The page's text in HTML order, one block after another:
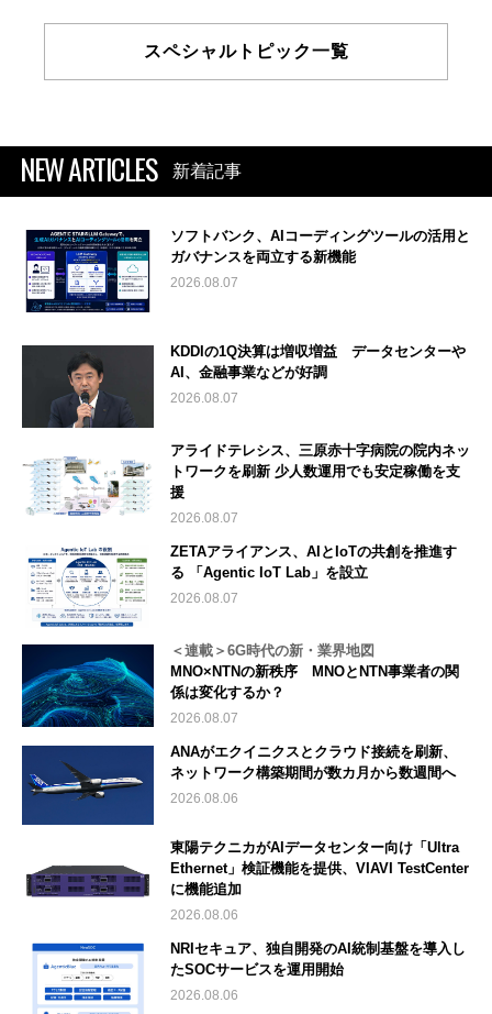
スペシャルトピック一覧
NEW ARTICLES 新着記事
ソフトバンク、AIコーディングツールの活用と
ガバナンスを両立する新機能
2026.08.07
KDDIの1Q決算は増収増益 データセンターや
AI、金融事業などが好調
2026.08.07
アライドテレシス、三原赤十字病院の院内ネッ
トワークを刷新 少人数運用でも安定稼働を支
援
2026.08.07
ZETAアライアンス、AIとIoTの共創を推進す
る 「Agentic IoT Lab」を設立
2026.08.07
＜連載＞6G時代の新・業界地図
MNO×NTNの新秩序 MNOとNTN事業者の関
係は変化するか？
2026.08.07
ANAがエクイニクスとクラウド接続を刷新、
ネットワーク構築期間が数カ月から数週間へ
2026.08.06
東陽テクニカがAIデータセンター向け「Ultra
Ethernet」検証機能を提供、VIAVI TestCenter
に機能追加
2026.08.06
NRIセキュア、独自開発のAI統制基盤を導入し
たSOCサービスを運用開始
2026.08.06